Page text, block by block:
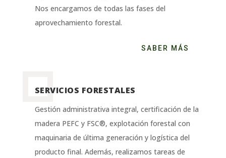
Nos encargamos de todas las fases del
aprovechamiento forestal.
SABER MÁS
SERVICIOS FORESTALES
Gestión administrativa integral, certificación de la
madera PEFC y FSC®, explotación forestal con
maquinaria de última generación y logística del
producto final. Además, realizamos tareas de